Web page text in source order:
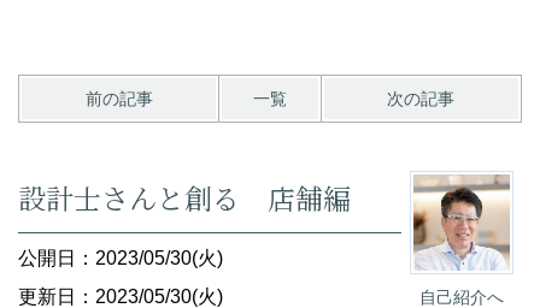
前の記事 一覧 次の記事
自己紹介へ
設計士さんと創る 店舗編
公開日：2023/05/30(火)
更新日：2023/05/30(火)